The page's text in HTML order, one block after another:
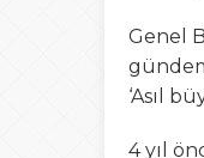
Genel
‘Asıl
4 yıl